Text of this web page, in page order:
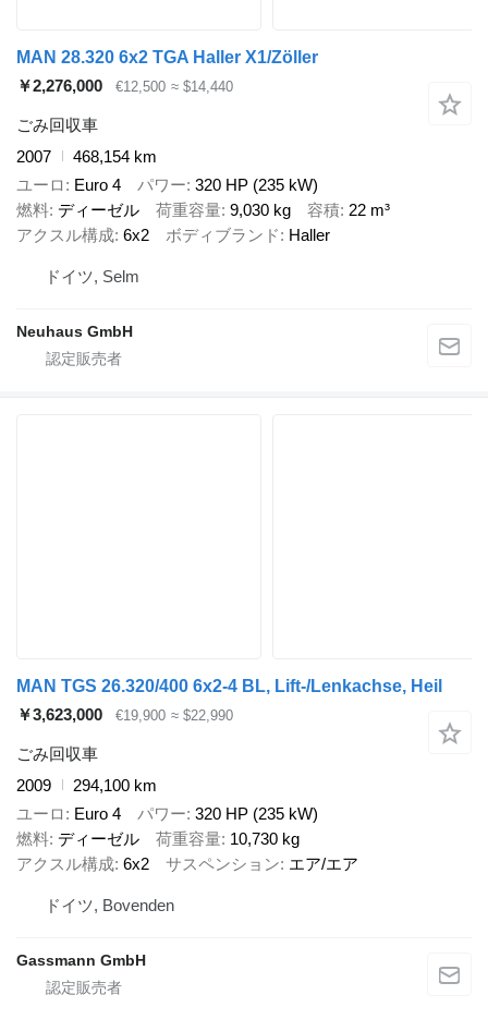
MAN 28.320 6x2 TGA Haller X1/Zöller
￥2,276,000
€12,500 ≈ $14,440
ごみ回収車
2007
468,154 km
ユーロ
Euro 4 パワー 320 HP (235 kW)
燃料 ディーゼル 荷重容量 9,030 kg 容積 22 m³
アクスル構成 6x2 ボディブランド Haller
ドイツ, Selm
Neuhaus GmbH
MAN TGS 26.320/400 6x2-4 BL, Lift-/Lenkachse, Heil
￥3,623,000
€19,900 ≈ $22,990
ごみ回収車
2009
294,100 km
ユーロ
Euro 4 パワー 320 HP (235 kW)
燃料 ディーゼル 荷重容量 10,730 kg
アクスル構成 6x2 サスペンション エア/エア
ドイツ, Bovenden
Gassmann GmbH